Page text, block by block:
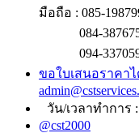
มือถือ : 085-
084-
094-
ขอใบเสนอราคา
วัน/เวลาทำการ
@cst2000